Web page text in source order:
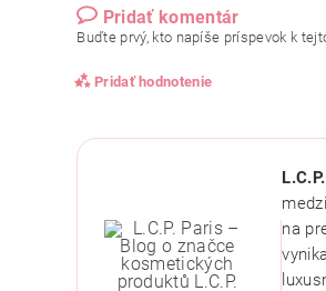
Pridať komentár
Buďte prvý, kto napíše príspevok k
Pridať hodnotenie
na